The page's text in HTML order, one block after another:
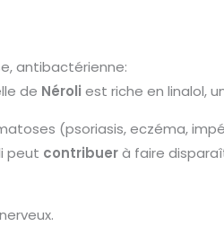
antibactérienne:
de Néroli est riche en linalol,
(psoriasis, eczéma,
peut contribuerà faire